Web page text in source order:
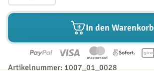
In den Warenkorb
Artikelnummer: 1007_01_0028